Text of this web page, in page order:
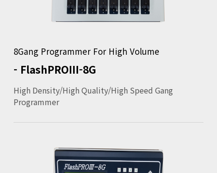
8Gang Programmer For High Volume
- FlashPROIII-8G
High Density/High Quality/High Speed Gang
Programmer